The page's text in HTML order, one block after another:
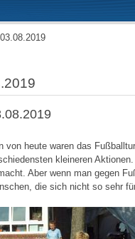
von heute waren das
kleineren
Aber wenn man gegen
die sich nicht so sehr